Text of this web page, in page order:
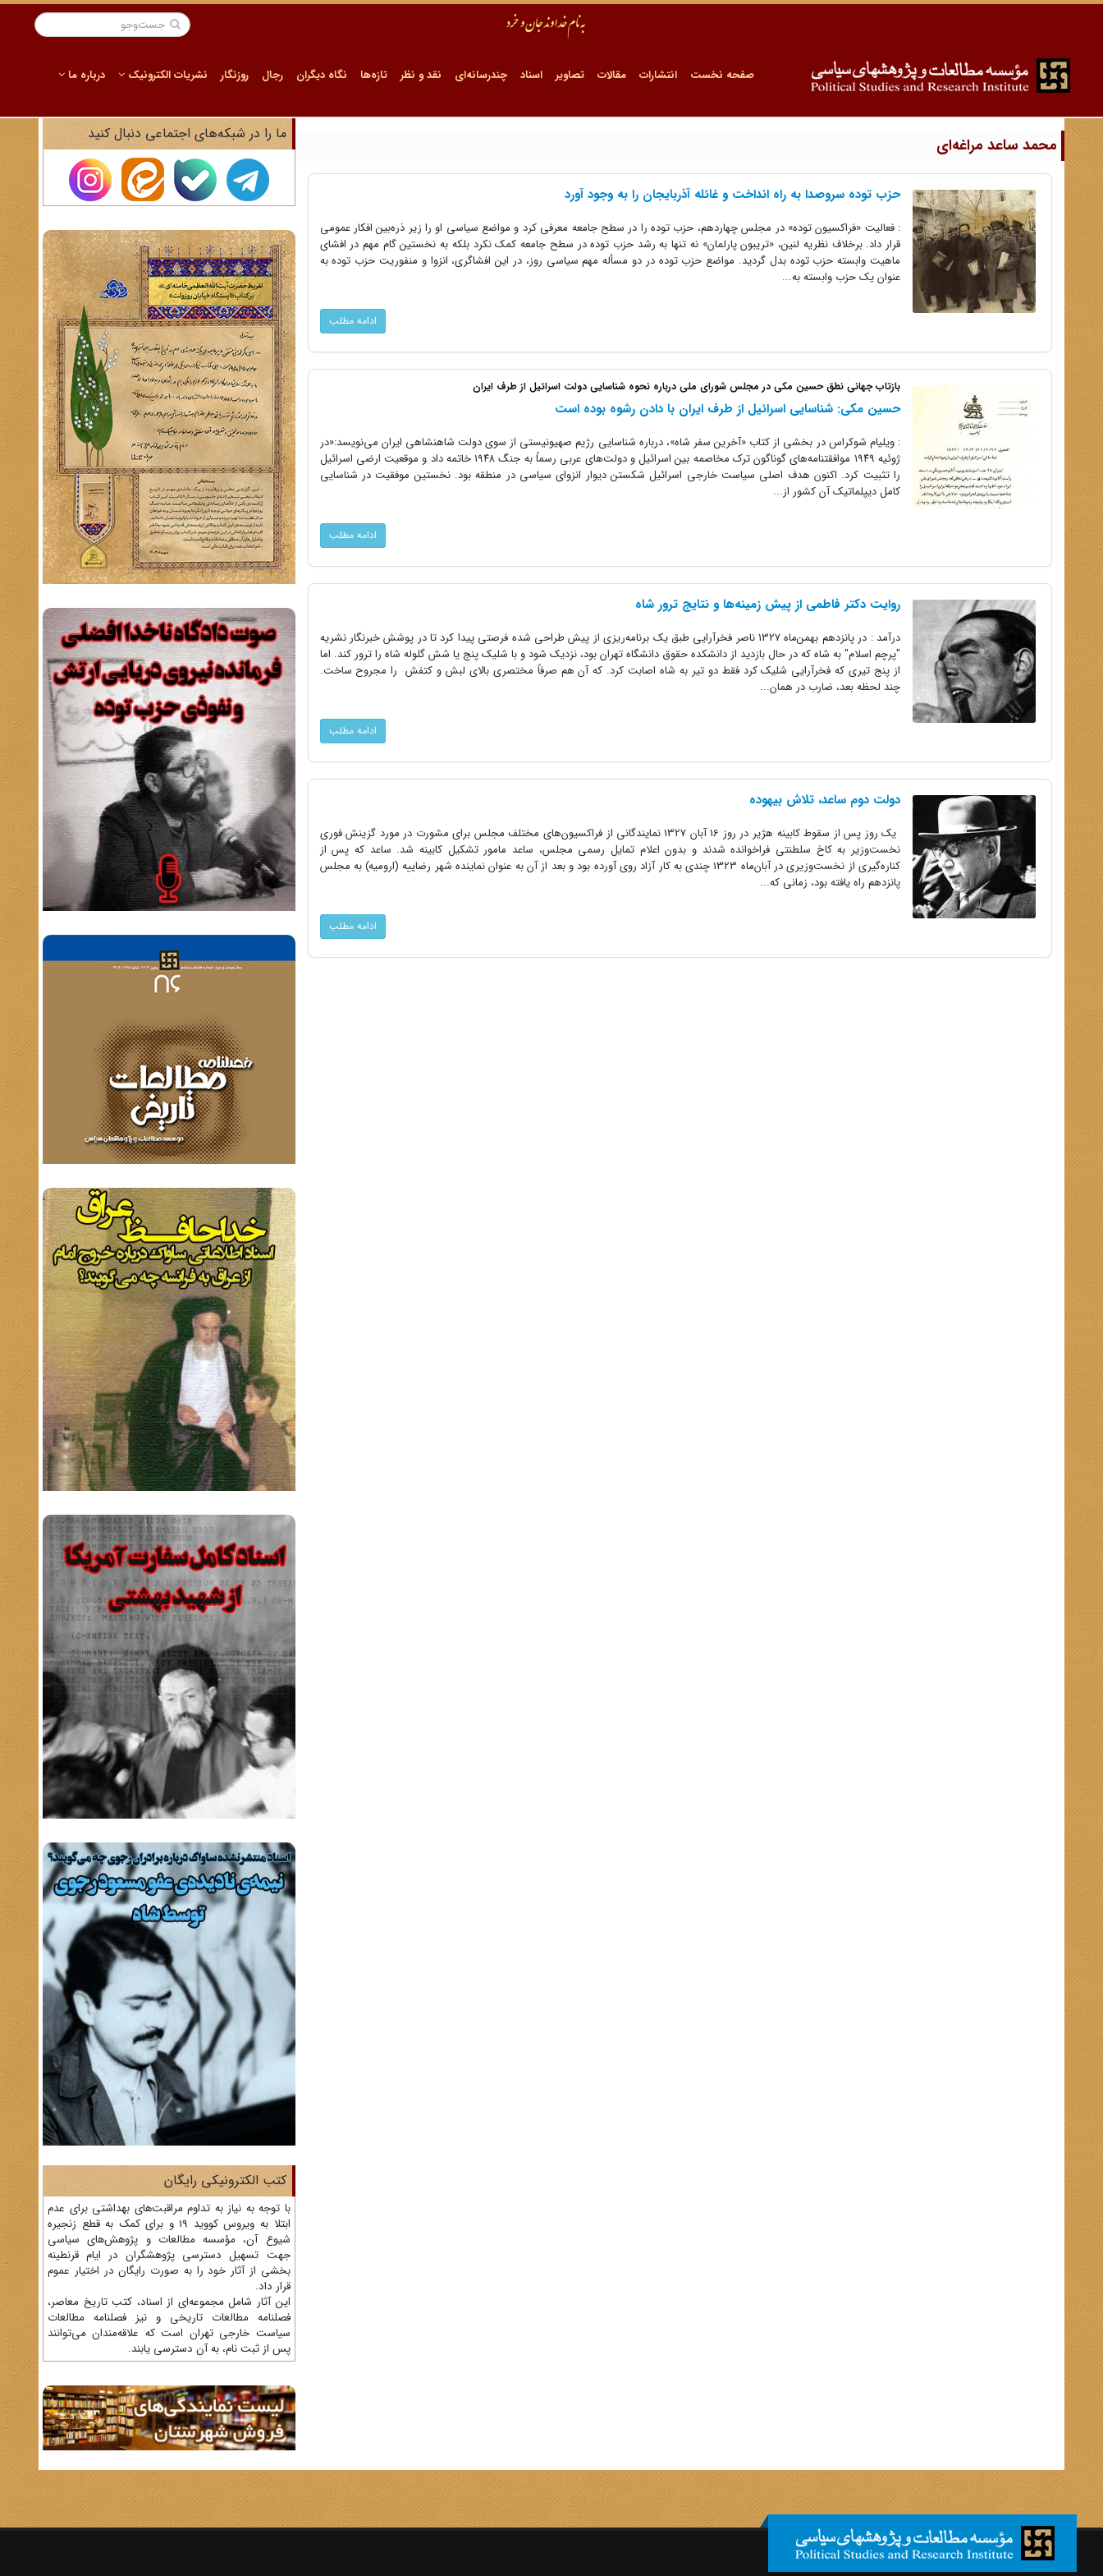
صفحه نخست انتشارات مقالات تصاویر اسناد چندرسانه‌ای نقد و نظر تازه‌ها نگاه دیگران رجال روزنگار نشریات الکترونیک درباره ما
محمد ساعد مراغه‌ای
حزب توده سروصدا به راه انداخت و غائله آذربایجان را به‌ وجود آورد
: فعالیت «فراکسیون توده» در مجلس چهاردهم، حزب توده را در سطح جامعه معرفی کرد و مواضع سیاسی او را زیر ذره‌بین افکار عمومی
قرار داد. برخلاف نظریه لنین، «تریبون پارلمان» نه تنها به رشد حزب توده در سطح جامعه کمک نکرد بلکه به نخستین گام مهم در افشای
ماهیت وابسته حزب توده بدل گردید. مواضع حزب توده در دو مسأله مهم سیاسی روز، در این افشاگری، انزوا و منفوریت حزب توده به
عنوان یک حزب وابسته به...
ادامه مطلب
بازتاب جهانی نطق حسین مکی در مجلس شورای ملی درباره نحوه شناسایی دولت اسرائیل از طرف ایران
حسین مکی: شناسایی اسرائیل از طرف ایران با دادن رشوه بوده است
: ویلیام شوکراس در بخشی از کتاب «آخرین سفر شاه»، درباره شناسایی رژیم صهیونیستی از سوی دولت شاهنشاهی ایران می‌نویسد:«در
ژوئیه ۱۹۴۹ موافقتنامه‌های گوناگون ترک مخاصمه بین اسرائیل و دولت‌های عربی رسماً به جنگ ۱۹۴۸ خاتمه داد و موقعیت ارضی اسرائیل
را تثبیت کرد. اکنون هدف اصلی سیاست خارجی اسرائیل شکستن دیوار انزوای سیاسی در منطقه بود. نخستین موفقیت در شناسایی
کامل دیپلماتیک‌ آن کشور از...
ادامه مطلب
روایت دکتر فاطمی از پیش زمینه‌ها و نتایج ترور شاه
درآمد : در پانزدهم بهمن‌ماه 1327 ناصر فخرآرایی طبق یک برنامه‌ریزی از پیش طراحی شده فرصتی پیدا کرد تا در پوشش خبرنگار نشریه
"پرچم اسلام" به شاه که در حال بازدید از دانشکده حقوق دانشگاه تهران بود، نزدیک شود و با شلیک پنج یا شش گلوله شاه را ترور کند. اما
از پنج تیری که فخرآرایی شلیک کرد فقط دو تیر به شاه اصابت کرد. که آن هم صرفاً مختصری بالای لبش و کتفش را مجروح ساخت.
چند لحظه بعد، ضارب در همان...
ادامه مطلب
دولت دوم ساعد، تلاش بیهوده
یک روز پس از سقوط کابینه هژیر در روز 16 آبان 1327 نمایندگانی از فراکسیون‌های مختلف مجلس برای مشورت در مورد گزینش فوری
نخست‌وزیر به کاخ سلطنتی فراخوانده شدند و بدون اعلام تمایل رسمی مجلس، ساعد مامور تشکیل کابینه شد. ساعد که پس از
کناره‌گیری از نخست‌وزیری در آبان‌ماه 1323 چندی به کار آزاد روی آورده بود و بعد از آن به عنوان نماینده شهر رضاییه (ارومیه) به مجلس
پانزدهم راه یافته بود، زمانی که...
ادامه مطلب
ما را در شبکه‌های اجتماعی دنبال کنید
کتب الکترونیکی رایگان
با توجه به نیاز به تداوم مراقبت‌های بهداشتی برای عدم
ابتلا به ویروس کووید 19 و برای کمک به قطع زنجیره
شیوع آن، مؤسسه مطالعات و پژوهش‌های سیاسی
جهت تسهیل دسترسی پژوهشگران در ایام قرنطینه
بخشی از آثار خود را به صورت رایگان در اختیار عموم
قرار داد.
این آثار شامل مجموعه‌ای از اسناد، کتب تاریخ معاصر،
فصلنامه‌ مطالعات تاریخی و نیز فصلنامه مطالعات
سیاست خارجی تهران است که علاقه‌مندان می‌توانند
پس از ثبت نام، به آن دسترسی یابند.